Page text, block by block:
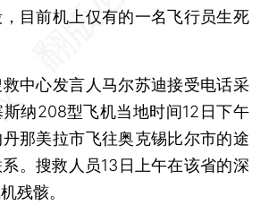
目前机上仅有的一名飞行员生死
心发言人马尔苏迪接受电话采
纳208型飞机当地时间12日下午
那美拉市飞往奥克锡比尔市的途
。搜救人员13日上午在该省的深
残骸。